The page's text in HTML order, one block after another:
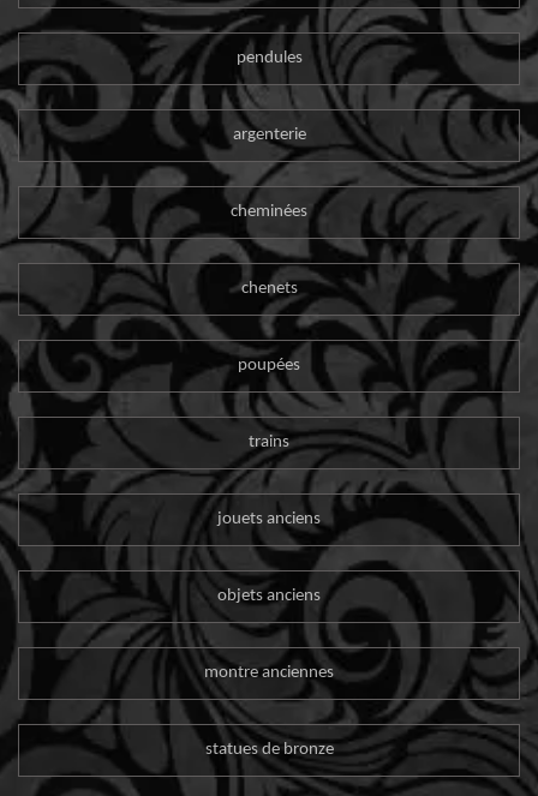
pendules
argenterie
cheminées
chenets
poupées
trains
jouets anciens
objets anciens
montre anciennes
statues de bronze